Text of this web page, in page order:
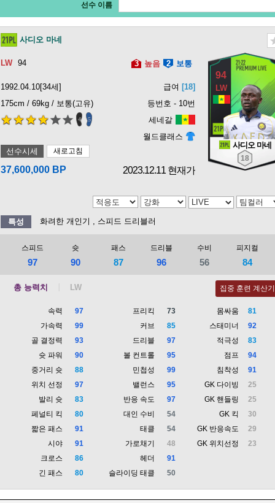
선수 이름
사디오 마네
94 3 높음 2 보통
1992.04.10[34세] 급여 [18]
175cm / 69kg / 보통(고유)
등번호 - 10번
4 5
세네갈
월드클래스
선수시세
새로고침
37,600,000 BP 2023.12.11 현재가
94
사디오 마네
18
특성 화려한 개인기 , 스피드 드리블러
스피드
97
슛
90
패스
87
드리블
96
수비
56
피지컬
84
총 능력치 집중 훈련 계산기
속력
97
가속력
99
골 결정력
93
슛 파워
90
중거리 슛
88
위치 선정
97
발리 슛
83
페널티 킥
80
짧은 패스
91
시야
91
크로스
86
긴 패스
80
프리킥
73
커브
85
드리블
97
볼 컨트롤
95
민첩성
99
밸런스
95
반응 속도
97
대인 수비
54
태클
54
가로채기
48
헤더
91
슬라이딩 태클
50
몸싸움
81
스태미너
92
적극성
83
점프
94
침착성
91
GK 다이빙
25
GK 핸들링
25
GK 킥
30
GK 반응속도
29
GK 위치선정
23